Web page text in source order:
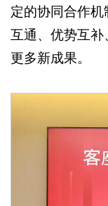
定的协同合作
互通、优势互
更多新成果。